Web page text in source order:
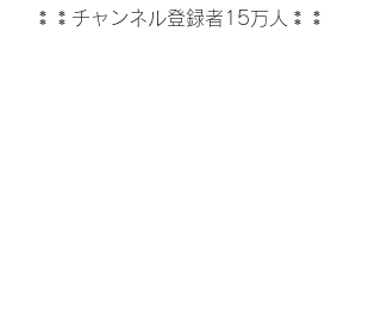
⁑⁑チャンネル登録者15万人⁑⁑